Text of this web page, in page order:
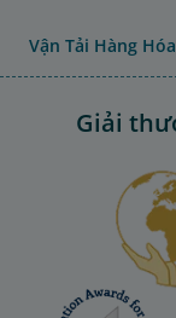
Vận Tải Hàng Hóa
Giải